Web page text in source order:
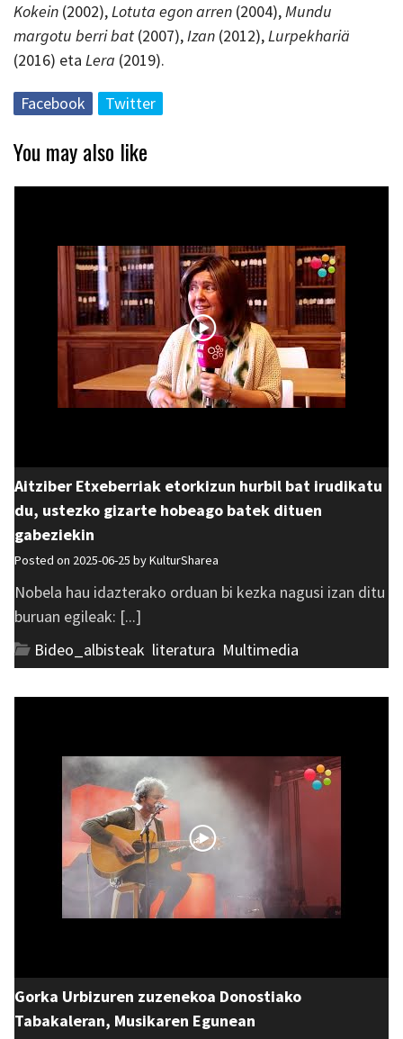
Kokein (2002),Lotuta egon arren (2004),Mundu
margotu berri bat (2007),Izan (2012),Lurpekhariä
(2016) eta Lera (2019).
Facebook Twitter
You may also like
Aitziber Etxeberriak etorkizun hurbil bat irudikatu
du, ustezko gizarte hobeago batek dituen
gabeziekin
Posted on 2025-06-25 byKulturSharea
Nobela hau idazterako orduan bi kezka nagusi izan ditu
buruan egileak: [...]
Bideo_albisteak literatura Multimedia
Gorka Urbizuren zuzenekoa Donostiako
Tabakaleran, Musikaren Egunean